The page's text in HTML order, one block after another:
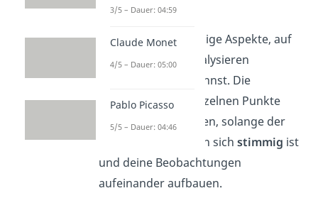
herauszuarbeiten.
Dennoch gibt es einige Aspekte, auf
die du beim Bild analysieren
immer eingehen kannst. Die
Reihenfolge der einzelnen Punkte
kannst du frei wählen, solange der
des Textes in sich stimmig ist
und deine Beobachtungen
aufeinander aufbauen.
3/5 – Dauer: 04:59
Claude Monet
4/5 – Dauer: 05:00
Pablo Picasso
5/5 – Dauer: 04:46